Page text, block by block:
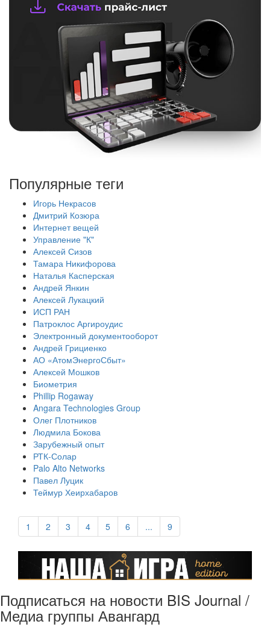
Популярные теги
Игорь Некрасов
Дмитрий Козюра
Интернет вещей
Управление "К"
Алексей Сизов
Тамара Никифорова
Наталья Касперская
Андрей Янкин
Алексей Лукацкий
ИСП РАН
Патроклос Аргироудис
Электронный документооборот
Андрей Грициенко
АО «АтомЭнергоСбыт»
Алексей Мошков
Биометрия
Phillip Rogaway
Angara Technologies Group
Олег Плотников
Людмила Бокова
Зарубежный опыт
РТК-Солар
Palo Alto Networks
Павел Луцик
Теймур Хеирхабаров
1 2 3 4 5 6 ... 9
Подписаться на новости BIS Journal /
Медиа группы Авангард